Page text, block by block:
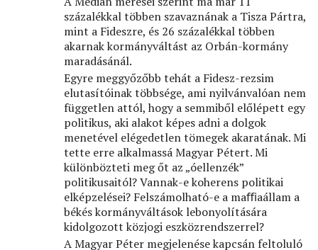
százalékkal többen szavaznának a Tisza Pártra,
mint a Fideszre, és 26 százalékkal többen
akarnak kormányváltást az Orbán-kormány
maradásánál.
Egyre meggyőzőbb tehát a Fidesz-rezsim
elutasítóinak többsége, ami nyilvánvalóan nem
független attól, hogy a semmiből előlépett egy
politikus, aki alakot képes adni a dolgok
menetével elégedetlen tömegek akaratának. Mi
tette erre alkalmassá Magyar Pétert. Mi
különbözteti meg őt az „óellenzék”
politikusaitól? Vannak-e koherens politikai
elképzelései? Felszámolható-e a maﬃaállam a
békés kormányváltások lebonyolítására
kidolgozott közjogi eszközrendszerrel?
A Magyar Péter megjelenése kapcsán feltoluló